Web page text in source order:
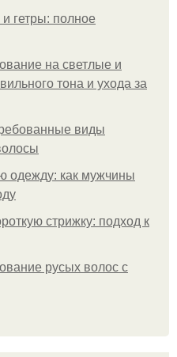
гетры: полное
на светлые и
тона и ухода за
виды
одежду: как мужчины
стрижку: подход к
русых волос с